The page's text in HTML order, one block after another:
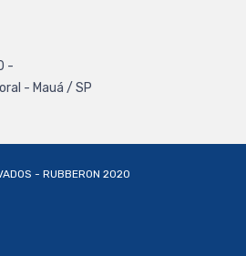
-
- Mauá / SP
- RUBBERON 2020